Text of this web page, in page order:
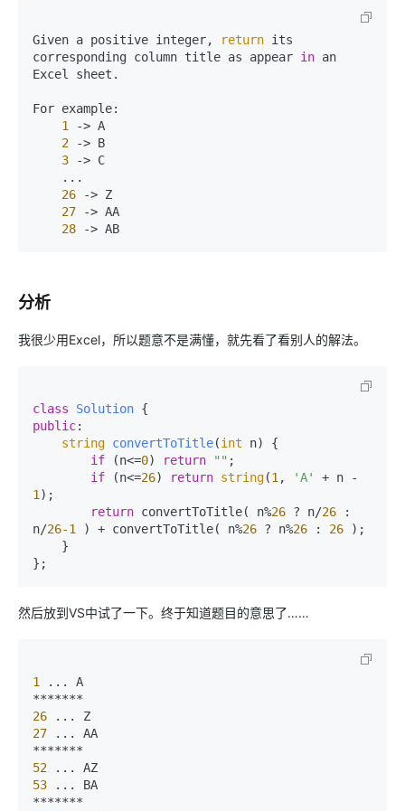
Given a positive integer, return its
corresponding column title as appear in an
Excel sheet.
For example:
1
-> A
2
-> B
3
-> C
26
-> Z
27
-> AA
28
-> AB
分析
我很少用Excel，所以题意不是满懂，就先看了看别人的解法。
class Solution
public:
string convertToTitle(int n)
{
if (n<=0) return "" ;
if (n<=26) return string(1 , 'A'
1 );
return convertToTitle( n%26 ? n/26 :
n/26-1 ) + convertToTitle( n%26 ? n%26 : 26 );
};
然后放到VS中试了一下。终于知道题目的意思了……
1
*******
26
27
*******
52
53
*******